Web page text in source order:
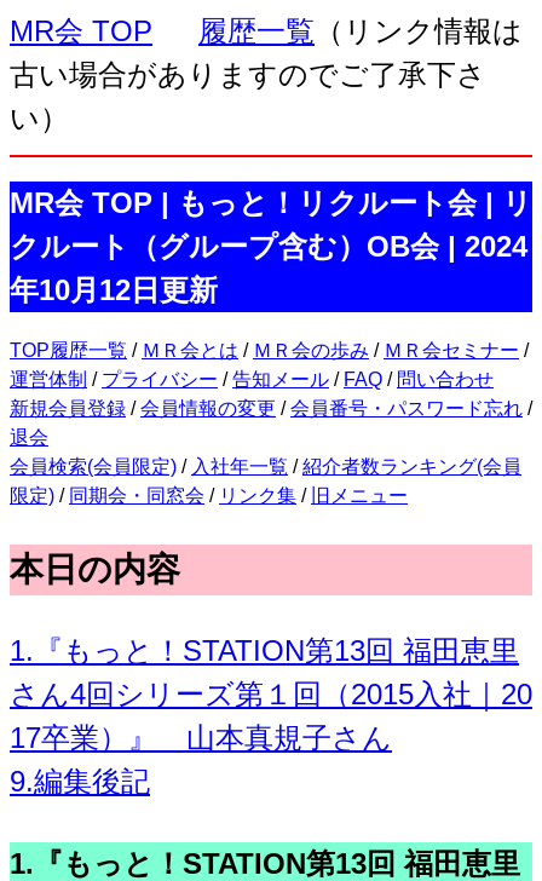
MR会 TOP 履歴一覧 （リンク情報は
古い場合がありますのでご了承下さ
い）
MR会 TOP | もっと！リクルート会 | リ
クルート（グループ含む）OB会 | 2024
年10月12日更新
TOP履歴一覧 / ＭＲ会とは / ＭＲ会の歩み / ＭＲ会セミナー /
運営体制 / プライバシー /告知メール / FAQ / 問い合わせ
新規会員登録 /会員情報の変更 /会員番号・パスワード忘れ /
退会
会員検索(会員限定) / 入社年一覧 /紹介者数ランキング(会員
限定) / 同期会・同窓会 / リンク集 / 旧メニュー
本日の内容
1.『もっと！STATION第13回 福田恵里
さん4回シリーズ第１回（2015入社｜20
17卒業）』 山本真規子さん
9.編集後記
1.『もっと！STATION第13回 福田恵里